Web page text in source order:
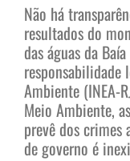
Não há
resultados do
das águas da
Ambiente (INEA-
Meio Ambiente,
prevê dos
de governo é